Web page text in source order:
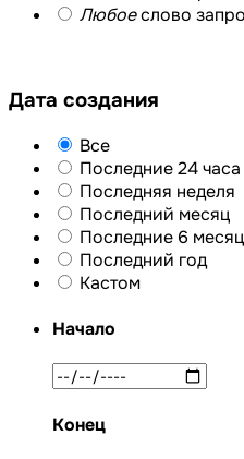
Любоеслово
Дата создания
Все
Последние 24 часа
Последняя неделя
Последний месяц
Последние 6
Последний год
Кастом
Начало
Конец